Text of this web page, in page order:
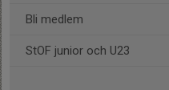
Bli medlem
StOF junior och U23